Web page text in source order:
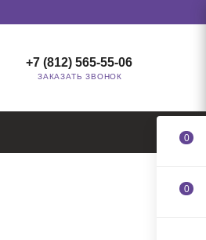
+7 (812) 565-55-06
ЗАКАЗАТЬ ЗВОНОК
0
0